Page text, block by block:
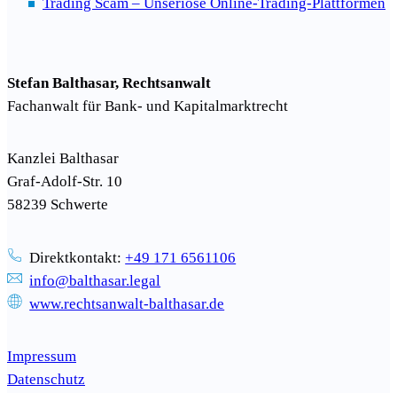
Stefan Balthasar, Rechtsanwalt
Fachanwalt für Bank- und Kapitalmarktrecht
Kanzlei Balthasar
Graf-Adolf-Str. 10
58239 Schwerte
Direktkontakt:+49 171 6561106
info@balthasar.legal
www.rechtsanwalt-balthasar.de
Impressum
Datenschutz